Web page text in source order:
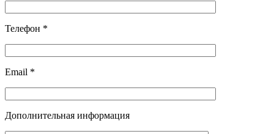
Телефон *
Email *
Дополнительная информация